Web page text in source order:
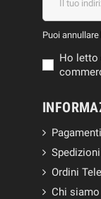
Puoi
Ho letto
Pagamenti
Spedizioni
Ordini
Chi siamo